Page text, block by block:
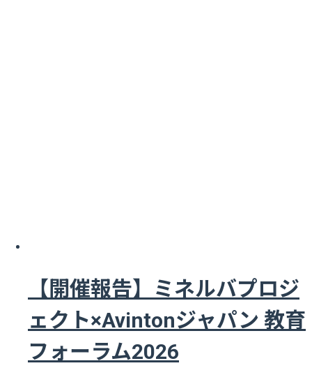
【開催報告】ミネルバプロジ
ェクト×Avintonジャパン 教育
フォーラム2026